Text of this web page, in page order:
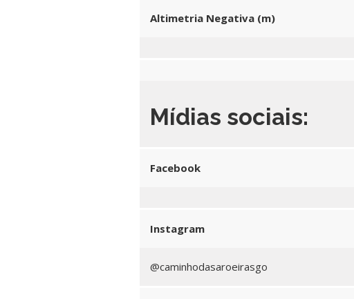
Altimetria Negativa (m)
Mídias sociais:
Facebook
Instagram
@caminhodasaroeirasgo